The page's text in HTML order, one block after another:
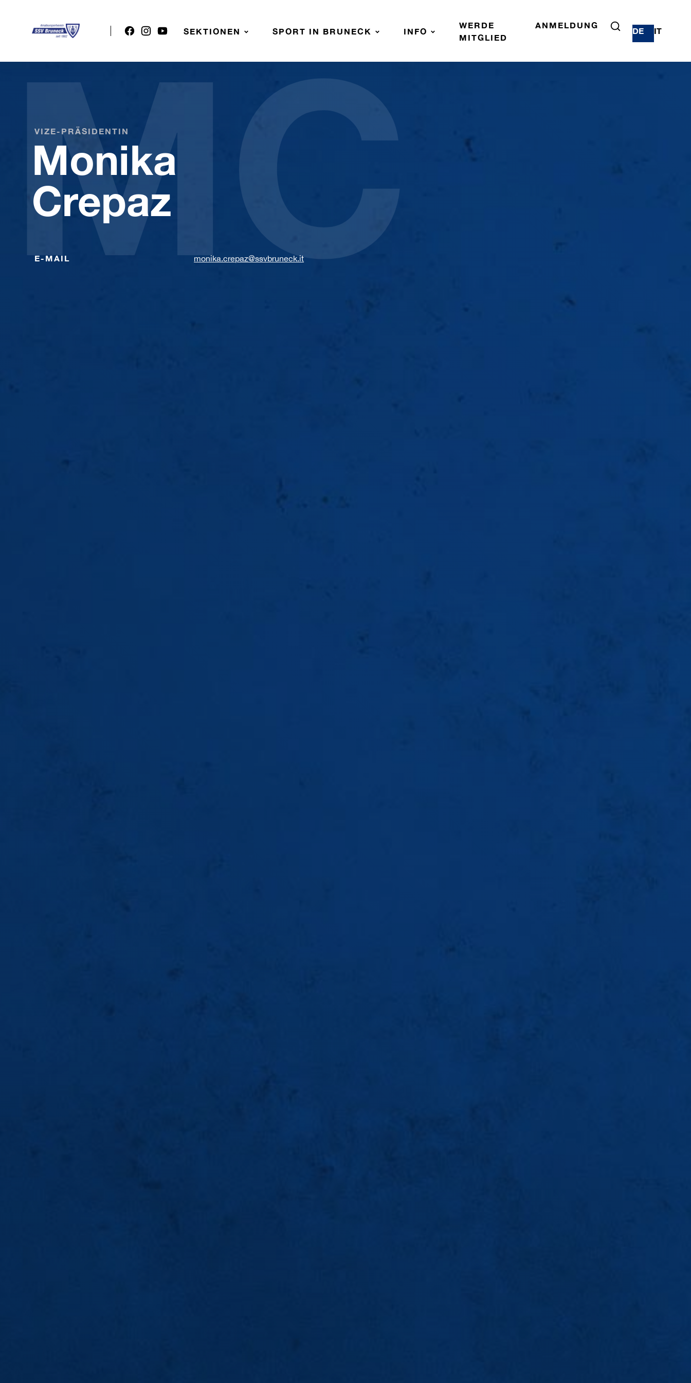
SEKTIONEN SPORT IN BRUNECK INFO
WERDE
MITGLIED
ANMELDUNG
DE IT
VIZE-PRÄSIDENTIN
Monika
Crepaz
E-MAIL monika.crepaz@ssvbruneck.it
MC